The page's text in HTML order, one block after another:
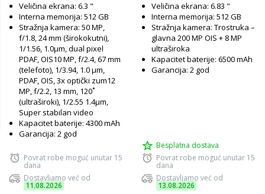
Veličina ekrana: 6.3 "
Interna memorija: 512 GB
Stražnja kamera: 50 MP,
f/1.8, 24 mm (širokokutni),
1/1.56, 1.0µm, dual pixel
PDAF, OIS10 MP, f/2.4, 67 mm
(telefoto), 1/3.94, 1.0 µm,
PDAF, OIS, 3x optički zum12
MP, f/2.2, 13 mm, 120˚
(ultraširoki), 1/2.55 1.4µm,
Super stabilan video
Kapacitet baterije: 4300 mAh
Garancija: 2 god
Povrat robe moguć unutar 15
dana
Dostavljamo već od
11.08.2026
Veličina ekrana: 6.83 "
Interna memorija: 512 GB
Stražnja kamera: Trostruka –
glavna 200 MP OIS + 8 MP
ultraširoka
Kapacitet baterije: 6500 mAh
Garancija: 2 god
Besplatna dostava
Povrat robe moguć unutar 15
dana
Dostavljamo već od
13.08.2026